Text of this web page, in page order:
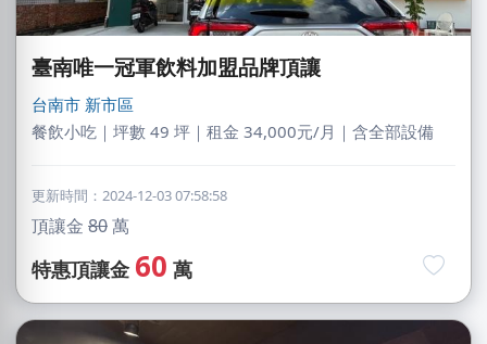
臺南唯一冠軍飲料加盟品牌頂讓
台南市 新市區
餐飲小吃｜坪數 49 坪｜租金 34,000元/月｜含全部設備
更新時間：2024-12-03 07:58:58
頂讓金 80萬
特惠頂讓金 60 萬